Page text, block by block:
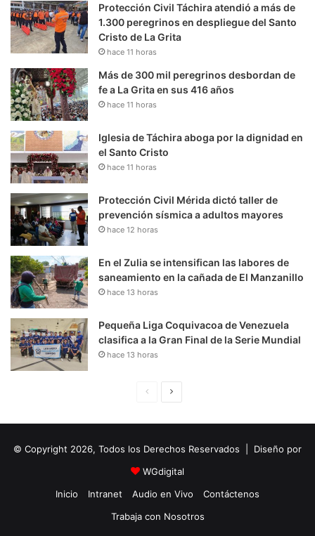
Protección Civil Táchira atendió a más de
1.300 peregrinos en despliegue del Santo
Cristo de La Grita
hace 11 horas
Más de 300 mil peregrinos desbordan de
fe a La Grita en sus 416 años
hace 11 horas
Iglesia de Táchira aboga por la dignidad en
el Santo Cristo
hace 11 horas
Protección Civil Mérida dictó taller de
prevención sísmica a adultos mayores
hace 12 horas
En el Zulia se intensifican las labores de
saneamiento en la cañada de El Manzanillo
hace 13 horas
Pequeña Liga Coquivacoa de Venezuela
clasifica a la Gran Final de la Serie Mundial
hace 13 horas
i
n
a
u
i
e
© Copyright 2026, Todos los Derechos Reservados | Diseño por
WGdigital
Inicio
Intranet Audio en Vivo
Contáctenos
Trabaja con Nosotros